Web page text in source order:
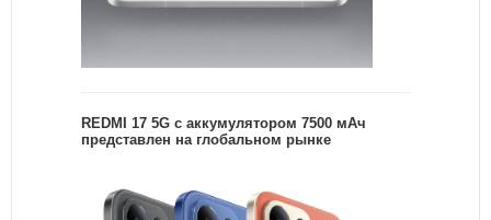
REDMI 17 5G c аккумулятором 7500 мАч
представлен на глобальном рынке